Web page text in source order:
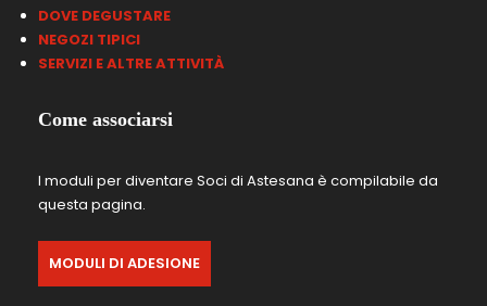
DOVE DEGUSTARE
NEGOZI TIPICI
SERVIZI E ALTRE ATTIVITÀ
Come associarsi
I moduli per diventare Soci di Astesana è compilabile da
questa pagina.
MODULI DI ADESIONE